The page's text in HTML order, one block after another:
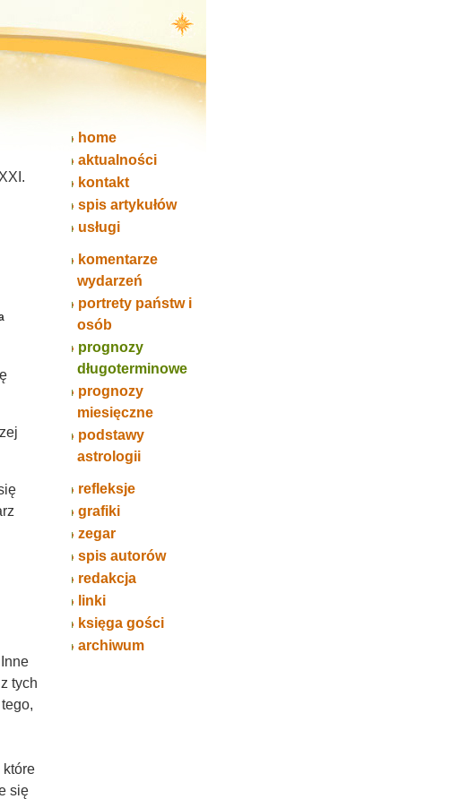
home
aktualności
kontakt
spis artykułów
usługi
komentarze
wydarzeń
portrety państw i
osób
prognozy
długoterminowe
prognozy
miesięczne
podstawy
astrologii
refleksje
grafiki
zegar
spis autorów
redakcja
linki
księga gości
archiwum
tych
które
się